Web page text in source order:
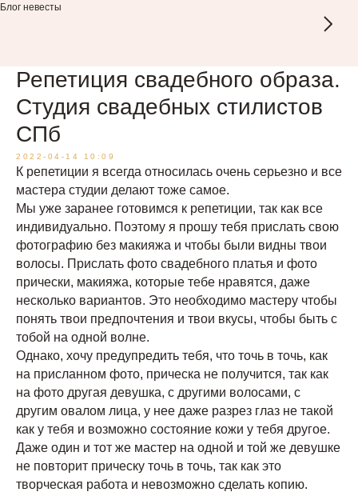
Блог невесты
Репетиция свадебного образа.
Студия свадебных стилистов
СПб
2022-04-14 10:09
К репетиции я всегда относилась очень серьезно и все
мастера студии делают тоже самое.
Мы уже заранее готовимся к репетиции, так как все
индивидуально. Поэтому я прошу тебя прислать свою
фотографию без макияжа и чтобы были видны твои
волосы. Прислать фото свадебного платья и фото
прически, макияжа, которые тебе нравятся, даже
несколько вариантов. Это необходимо мастеру чтобы
понять твои предпочтения и твои вкусы, чтобы быть с
тобой на одной волне.
Однако, хочу предупредить тебя, что точь в точь, как
на присланном фото, прическа не получится, так как
на фото другая девушка, с другими волосами, с
другим овалом лица, у нее даже разрез глаз не такой
как у тебя и возможно состояние кожи у тебя другое.
Даже один и тот же мастер на одной и той же девушке
не повторит прическу точь в точь, так как это
творческая работа и невозможно сделать копию.